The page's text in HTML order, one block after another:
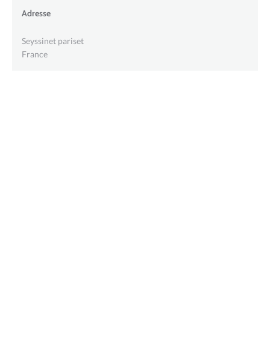
Adresse
Seyssinet pariset
France